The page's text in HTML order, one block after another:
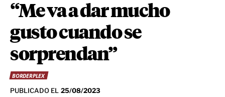
“Me va a dar mucho
gusto cuando se
sorprendan”
BORDERPLEX
PUBLICADO EL 25/08/2023